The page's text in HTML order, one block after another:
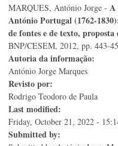
MARQUES, António Jorge - A
António Portugal (1762-
de fontes e de texto,
BNP/CESEM, 2012, pp. 443-
Autoria da informação:
António Jorge Marques
Revisto por:
Rodrigo Teodoro de Paula
Last modified:
Friday, October 21, 2022 -
Submitted by: